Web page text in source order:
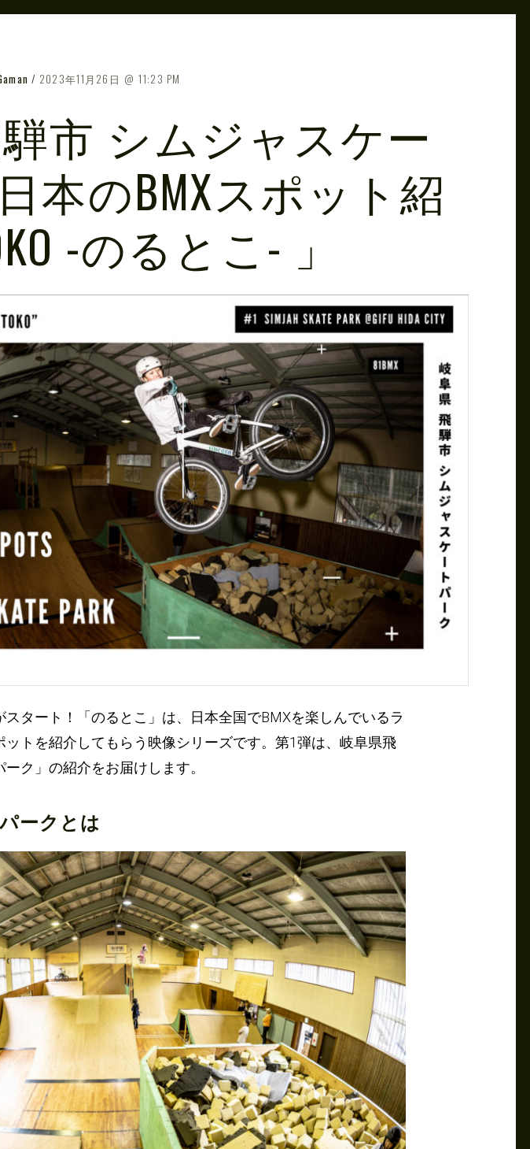
2023年11月26日 11:23 PM
市 シムジャスケー
本のBMXスポット紹
-のるとこ- 」
タート！「のるとこ」は、日本全国でBMXを楽しんでいるラ
ットを紹介してもらう映像シリーズです。第1弾は、岐阜県飛
ク」の紹介をお届けします。
ークとは